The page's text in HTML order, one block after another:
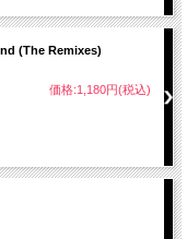
(The Remixes)
価格:1,180円(税込)